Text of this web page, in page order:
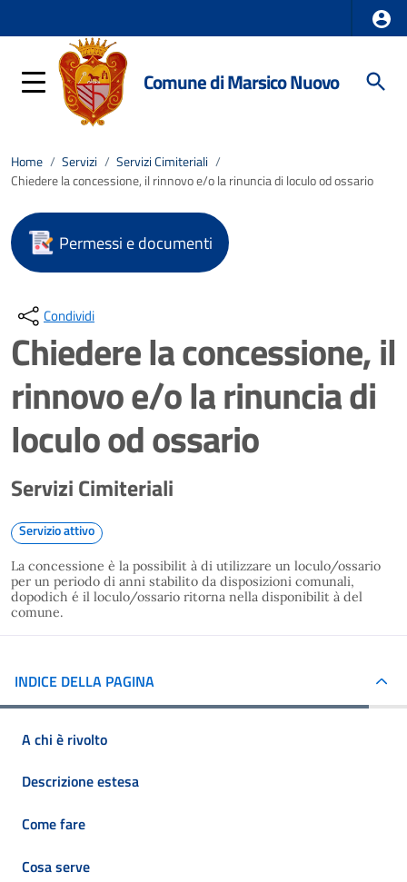
Comune di Marsico Nuovo
Home / Servizi / Servizi Cimiteriali /
Chiedere la concessione, il rinnovo e/o la rinuncia di loculo od ossario
Permessi e documenti
Condividi
Chiedere la concessione, il
rinnovo e/o la rinuncia di
loculo od ossario
Servizi Cimiteriali
Servizio attivo
La concessione è la possibilit à di utilizzare un loculo/ossario
per un periodo di anni stabilito da disposizioni comunali,
dopodich é il loculo/ossario ritorna nella disponibilit à del
comune.
INDICE DELLA PAGINA
A chi è rivolto
Descrizione estesa
Come fare
Cosa serve